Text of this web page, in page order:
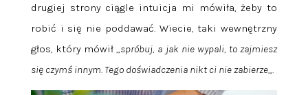
drugiej strony ciągle intuicja mi mówiła, żeby to
robić i się nie poddawać. Wiecie, taki wewnętrzny
głos, który mówił „spróbuj, a jak nie wypali, to zajmiesz
się czymś innym. Tego doświadczenia nikt ci nie zabierze„.